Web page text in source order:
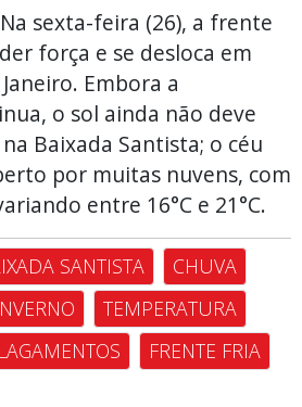
sexta-feira (26), a frente
força e se desloca em
Embora a
o sol ainda não deve
Baixada Santista; o céu
por muitas nuvens, com
entre 16°C e 21°C.
SANTISTA
CHUVA
TEMPERATURA
FRENTE FRIA